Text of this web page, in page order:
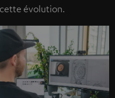
évolution.